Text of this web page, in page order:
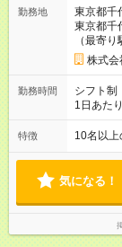
のチャンスあり♪ <昇給制度> ■月間
契約12件
ンティ
■15件契約で
期間なし
勤務地
東京都千
東京都千
（最寄
宿線 岩
株式会
勤務時間
シフト制
1日あた
の間で自
出） ＜
持の為に
特徴 10名以
気になる！